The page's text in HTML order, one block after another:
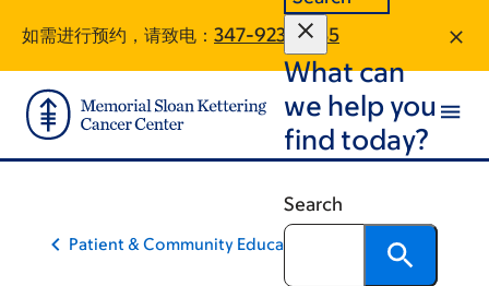
main
content
footer
如需进行预约，请致电： 347-923-8635
What can
we help you
find today?
Search
Patient & Community Education